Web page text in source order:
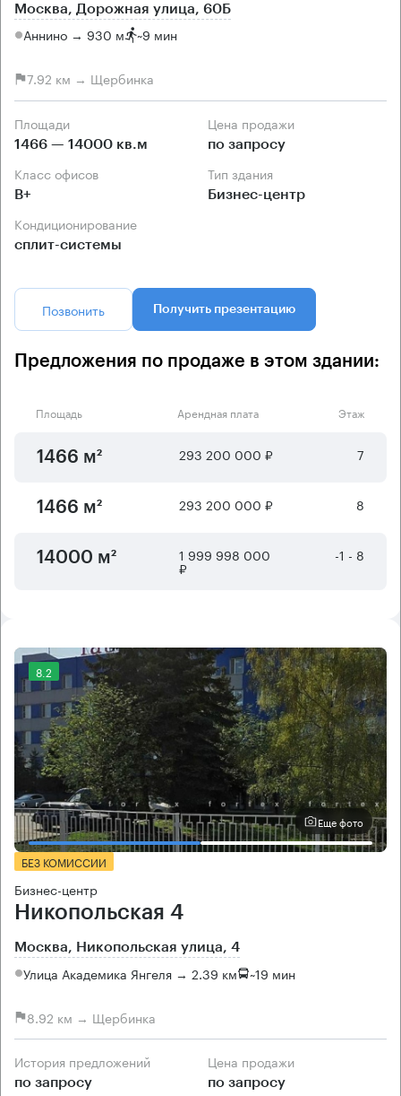
Москва, Дорожная улица, 60Б
Аннино → 930 м ~9 мин
7.92 км → Щербинка
Площади
1466 — 14000 кв.м
Цена продажи
по запросу
Класс офисов
B+
Тип здания
Бизнес-центр
Кондиционирование
сплит-системы
Позвонить Получить презентацию
Предложения по продаже в этом здании:
Площадь Арендная плата Этаж
1466 м² 293 200 000 ₽ 7
1466 м² 293 200 000 ₽ 8
14000 м² 1 999 998 000
₽
-1 - 8
8.2
Еще фото
БЕЗ КОМИССИИ
Бизнес-центр
Никопольская 4
Москва, Никопольская улица, 4
Улица Академика Янгеля → 2.39 км ~19 мин
8.92 км → Щербинка
История предложений
по запросу
Цена продажи
по запросу